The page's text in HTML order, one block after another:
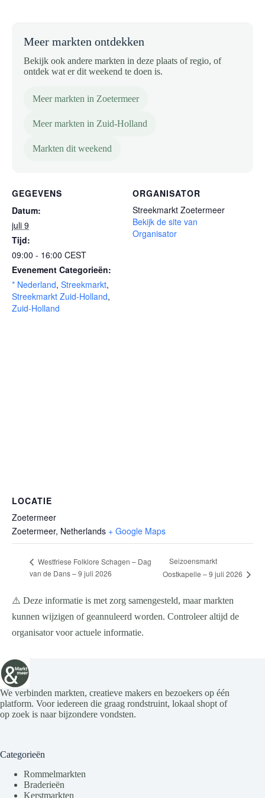
Meer markten ontdekken
Bekijk ook andere markten in deze plaats of regio, of
ontdek wat er dit weekend te doen is.
Meer markten in Zoetermeer
Meer markten in Zuid-Holland
Markten dit weekend
GEGEVENS
Datum:
juli 9
Tijd:
09:00 - 16:00 CEST
Evenement Categorieën:
* Nederland, Streekmarkt,
Streekmarkt Zuid-Holland,
Zuid-Holland
ORGANISATOR
Streekmarkt Zoetermeer
Bekijk de site van
Organisator
LOCATIE
Zoetermeer
Zoetermeer, Netherlands + Google Maps
Westfriese Folklore Schagen – Dag
van de Dans – 9 juli 2026
Seizoensmarkt
Oostkapelle – 9 juli 2026
⚠️ Deze informatie is met zorg samengesteld, maar markten
kunnen wijzigen of geannuleerd worden. Controleer altijd de
organisator voor actuele informatie.
We verbinden markten, creatieve makers en bezoekers op één
platform. Voor iedereen die graag rondstruint, lokaal shopt of
op zoek is naar bijzondere vondsten.
Categorieën
Rommelmarkten
Braderieën
Kerstmarkten